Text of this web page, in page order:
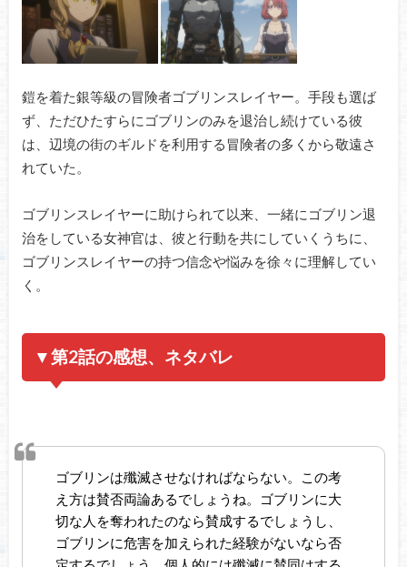
鎧を着た銀等級の冒険者ゴブリンスレイヤー。手段も選ば
ず、ただひたすらにゴブリンのみを退治し続けている彼
は、辺境の街のギルドを利用する冒険者の多くから敬遠さ
れていた。
ゴブリンスレイヤーに助けられて以来、一緒にゴブリン退
治をしている女神官は、彼と行動を共にしていくうちに、
ゴブリンスレイヤーの持つ信念や悩みを徐々に理解してい
く。
▼第2話の感想、ネタバレ
ゴブリンは殲滅させなければならない。この考
え方は賛否両論あるでしょうね。ゴブリンに大
切な人を奪われたのなら賛成するでしょうし、
ゴブリンに危害を加えられた経験がないなら否